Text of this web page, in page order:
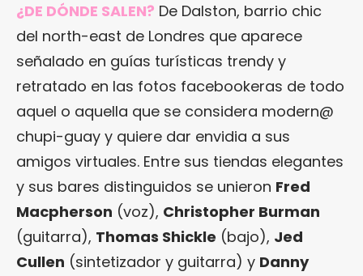
¿DE DÓNDE SALEN? De Dalston, barrio chic
del north-east de Londres que aparece
señalado en guías turísticas trendy y
retratado en las fotos facebookeras de todo
aquel o aquella que se considera modern@
chupi-guay y quiere dar envidia a sus
amigos virtuales. Entre sus tiendas elegantes
y sus bares distinguidos se unieron Fred
Macpherson (voz), Christopher Burman
(guitarra), Thomas Shickle (bajo), Jed
Cullen (sintetizador y guitarra) y Danny